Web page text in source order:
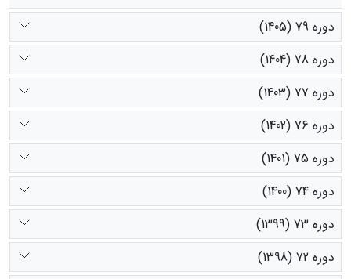
دوره 79 (1405)
دوره 78 (1404)
دوره 77 (1403)
دوره 76 (1402)
دوره 75 (1401)
دوره 74 (1400)
دوره 73 (1399)
دوره 72 (1398)